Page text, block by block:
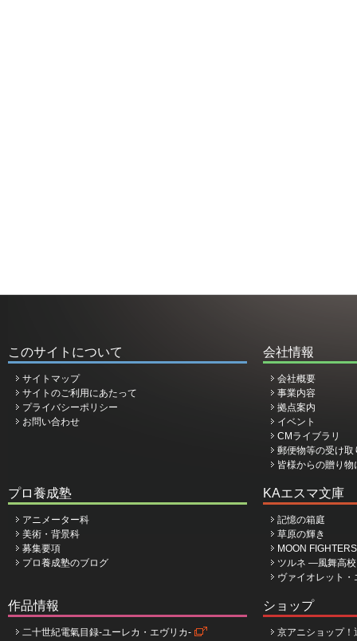
このサイトについて
サイトマップ
サイトのご利用にあたって
プライバシーポリシー
お問い合わせ
会社情報
会社概要
事業内容
拠点案内
イベント
CMライブラリ
郵便物等の受け取
皆様からの贈り
プロ養成塾
アニメーター科
美術・背景科
募集要項
プロ養成塾のブログ
KAエスマ文庫
記憶の箱庭
草原の輝き
MOON
ツルネ ―風舞高
ヴァイオレット
作品情報
二十世紀電氣目録-ユーレカ・エヴリカ-
ショップ
京アニショップ！